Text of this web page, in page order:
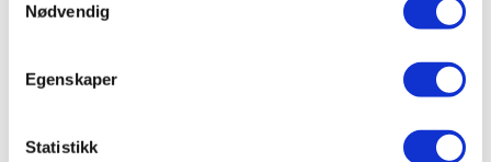
Nødvendig
Egenskaper
Statistikk